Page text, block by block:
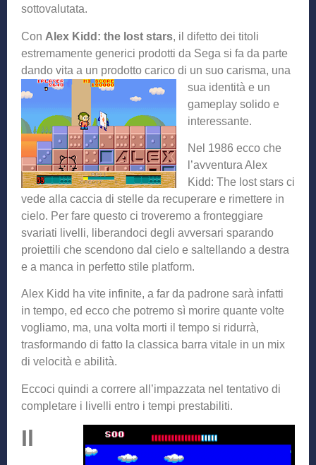
sottovalutata.
Con Alex Kidd: the lost stars, il difetto dei titoli
estremamente generici prodotti da Sega si fa da parte
dando vita a un prodotto carico di un suo carisma, una
sua identità e un
gameplay solido e
interessante.
Nel 1986 ecco che
l’avventura Alex
Kidd: The lost stars ci
vede alla caccia di stelle da recuperare e rimettere in
cielo. Per fare questo ci troveremo a fronteggiare
svariati livelli, liberandoci degli avversari sparando
proiettili che scendono dal cielo e saltellando a destra
e a manca in perfetto stile platform.
Alex Kidd ha vite infinite, a far da padrone sarà infatti
in tempo, ed ecco che potremo sì morire quante volte
vogliamo, ma, una volta morti il tempo si ridurrà,
trasformando di fatto la classica barra vitale in un mix
di velocità e abilità.
Eccoci quindi a correre all’impazzata nel tentativo di
completare i livelli entro i tempi prestabiliti.
Il